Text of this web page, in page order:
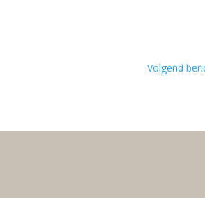
Volgend